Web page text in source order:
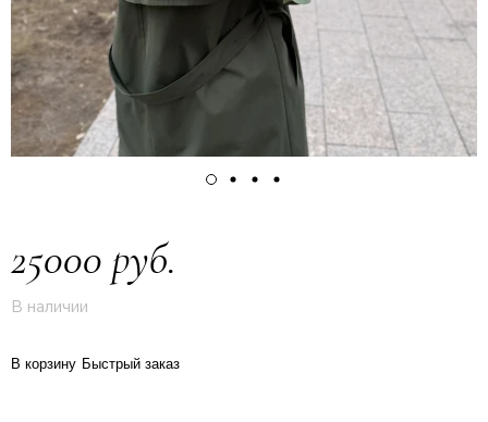
25000 руб.
В наличии
В корзину Быстрый заказ